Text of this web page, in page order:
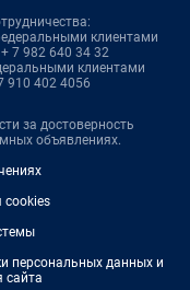
клиентами
7 982 640 34 32
клиентами
910 402 4056
за достоверность
объявлениях.
cookies
персональных данных и
сайта